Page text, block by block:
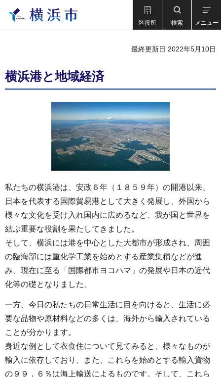
区役所 検索 メニュー
最終更新日 2022年5月10日
横浜港と地域経済
私たちの横浜港は、安政６年（１８５９年）の開港以来、
日本を代表する国際貿易港として大きく発展し、外国から
様々な文化を受け入れ国内に広めるなど、我が国と世界を
結ぶ重要な役割を果たしてきました。
そして、横浜には港を中心とした大都市が形成され、周囲
の臨海部には重化学工業を始めとする産業集積などが進
み、現在に至る「国際都市ヨコハマ」の発展や日本の近代
化等の礎となりました。
一方、今日の私たちの日常生活に目を向けると、生活に必
要な品物や原材料などの多くは、海外から輸入されている
ことが分かります。
身近な例として衣食住について見てみると、様々なものが
輸入に依存しており、また、これらを始めとする輸入貨物
の９９．６％は海上輸送によるものです。そして、これら